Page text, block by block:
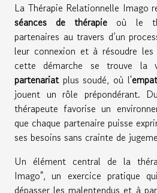
La Thérapie Relationnelle Imago
séances de thérapie où le
partenaires au travers d’un
leur connexion et à résoudre
cette démarche se trouve la
partenariatplus soudé, où l'
jouent un rôle prépondérant.
thérapeute favorise un
que chaque partenaire puisse
ses besoins sans crainte de
Un élément central de la
Imago", un exercice pratique
dépasser les malentendus et à